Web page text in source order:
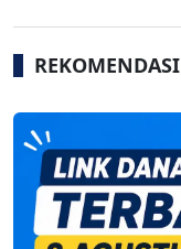
REKOMENDASI